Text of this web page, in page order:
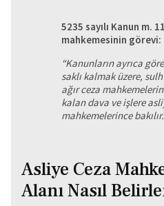
5235 sayılı Kanun m.
mahkemesinin görevi:
“Kanunların ayrıca
saklı kalmak üzere,
ağır ceza
kalan dava ve işlere
mahkemelerince bakıl
Asliye Ceza
Alanı Nasıl